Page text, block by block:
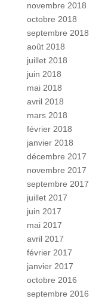
novembre 2018
octobre 2018
septembre 2018
août 2018
juillet 2018
juin 2018
mai 2018
avril 2018
mars 2018
février 2018
janvier 2018
décembre 2017
novembre 2017
septembre 2017
juillet 2017
juin 2017
mai 2017
avril 2017
février 2017
janvier 2017
octobre 2016
septembre 2016